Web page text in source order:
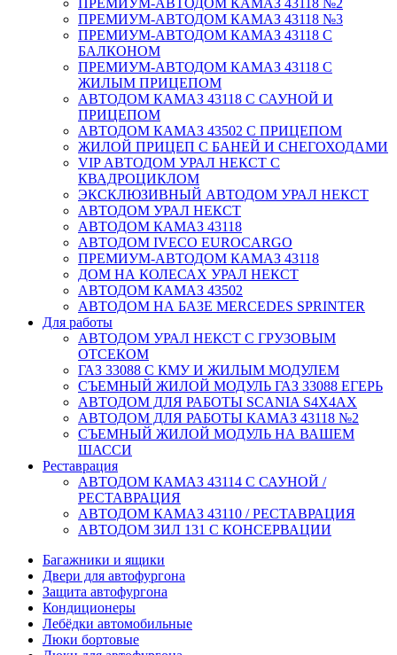
ПРЕМИУМ-АВТОДОМ КАМАЗ 43118 №3
ПРЕМИУМ-АВТОДОМ КАМАЗ 43118 С
БАЛКОНОМ
ПРЕМИУМ-АВТОДОМ КАМАЗ 43118 С
ЖИЛЫМ ПРИЦЕПОМ
АВТОДОМ КАМАЗ 43118 С САУНОЙ И
ПРИЦЕПОМ
АВТОДОМ КАМАЗ 43502 С ПРИЦЕПОМ
ЖИЛОЙ ПРИЦЕП С БАНЕЙ И СНЕГОХОДАМИ
VIP АВТОДОМ УРАЛ НЕКСТ С
КВАДРОЦИКЛОМ
ЭКСКЛЮЗИВНЫЙ АВТОДОМ УРАЛ НЕКСТ
АВТОДОМ УРАЛ НЕКСТ
АВТОДОМ КАМАЗ 43118
АВТОДОМ IVECO EUROCARGO
ПРЕМИУМ-АВТОДОМ КАМАЗ 43118
ДОМ НА КОЛЕСАХ УРАЛ НЕКСТ
АВТОДОМ КАМАЗ 43502
АВТОДОМ НА БАЗЕ MERCEDES SPRINTER
Для работы
АВТОДОМ УРАЛ НЕКСТ С ГРУЗОВЫМ
ОТСЕКОМ
ГАЗ 33088 С КМУ И ЖИЛЫМ МОДУЛЕМ
СЪЕМНЫЙ ЖИЛОЙ МОДУЛЬ ГАЗ 33088 ЕГЕРЬ
АВТОДОМ ДЛЯ РАБОТЫ SCANIA S4X4AX
АВТОДОМ ДЛЯ РАБОТЫ КАМАЗ 43118 №2
СЪЕМНЫЙ ЖИЛОЙ МОДУЛЬ НА ВАШЕМ
ШАССИ
Реставрация
АВТОДОМ КАМАЗ 43114 С САУНОЙ /
РЕСТАВРАЦИЯ
АВТОДОМ КАМАЗ 43110 / РЕСТАВРАЦИЯ
АВТОДОМ ЗИЛ 131 С КОНСЕРВАЦИИ
Багажники и ящики
Двери для автофургона
Защита автофургона
Кондиционеры
Лебёдки автомобильные
Люки бортовые